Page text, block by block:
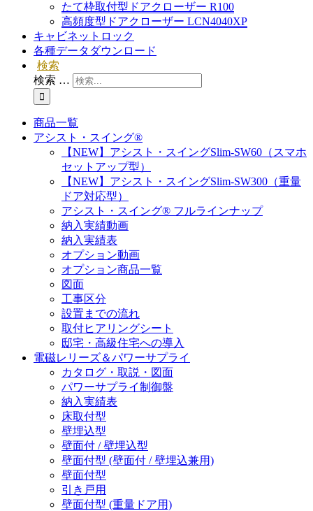
たて枠取付型ドアクローザー R100
高頻度型ドアクローザー LCN4040XP
キャビネットロック
各種データダウンロード
検索
検索 …
商品一覧
アシスト・スイング®
【NEW】アシスト・スイングSlim-SW60（スマホ
セットアップ型）
【NEW】アシスト・スイングSlim-SW300（重量
ドア対応型）
アシスト・スイング® フルラインナップ
納入実績動画
納入実績表
オプション動画
オプション商品一覧
図面
工事区分
設置までの流れ
取付ヒアリングシート
邸宅・高級住宅への導入
電磁レリーズ＆パワーサプライ
カタログ・取説・図面
パワーサプライ制御盤
納入実績表
床取付型
壁埋込型
壁面付 / 壁埋込型
壁面付型 (壁面付 / 壁埋込兼用)
壁面付型
引き戸用
壁面付型 (重量ドア用)